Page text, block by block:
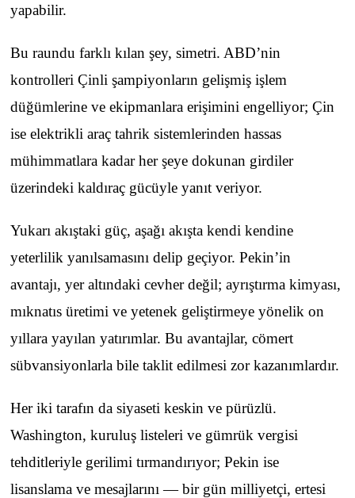
yapabilir.
Bu raundu farklı kılan şey, simetri. ABD’nin
kontrolleri Çinli şampiyonların gelişmiş işlem
düğümlerine ve ekipmanlara erişimini engelliyor; Çin
ise elektrikli araç tahrik sistemlerinden hassas
mühimmatlara kadar her şeye dokunan girdiler
üzerindeki kaldıraç gücüyle yanıt veriyor.
Yukarı akıştaki güç, aşağı akışta kendi kendine
yeterlilik yanılsamasını delip geçiyor. Pekin’in
avantajı, yer altındaki cevher değil; ayrıştırma kimyası,
mıknatıs üretimi ve yetenek geliştirmeye yönelik on
yıllara yayılan yatırımlar. Bu avantajlar, cömert
sübvansiyonlarla bile taklit edilmesi zor kazanımlardır.
Her iki tarafın da siyaseti keskin ve pürüzlü.
Washington, kuruluş listeleri ve gümrük vergisi
tehditleriyle gerilimi tırmandırıyor; Pekin ise
lisanslama ve mesajlarını — bir gün milliyetçi, ertesi